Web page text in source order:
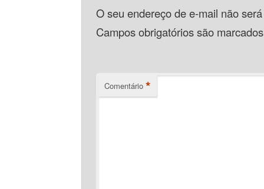
O seu endereço de e-mail não
Campos obrigatórios são
Comentário *